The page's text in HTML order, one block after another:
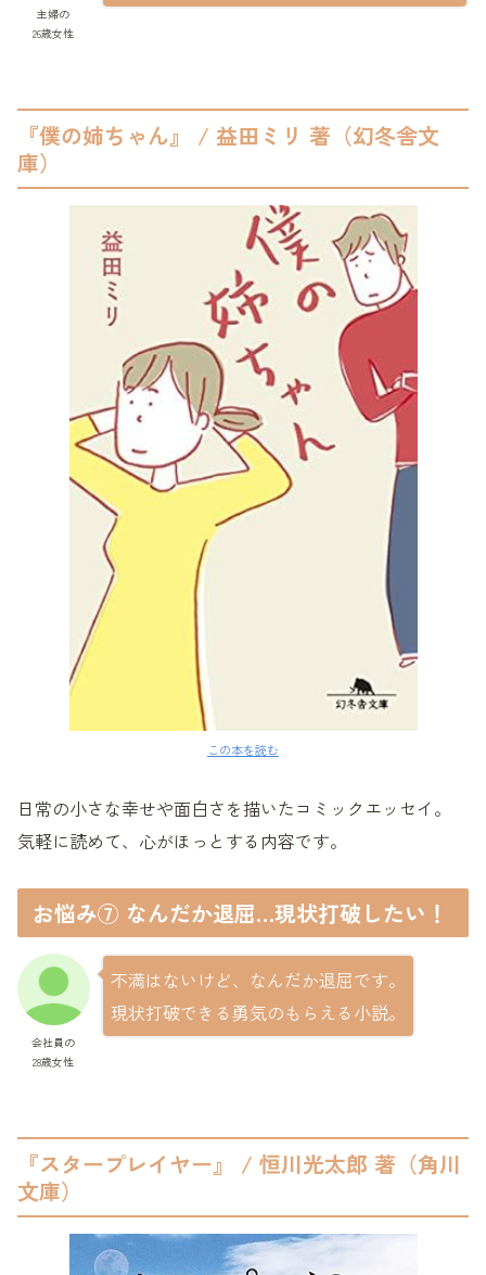
主婦の
26歳女性
『僕の姉ちゃん』 / 益田ミリ 著（幻冬舎文
庫）
この本を読む
日常の小さな幸せや面白さを描いたコミックエッセイ。
気軽に読めて、心がほっとする内容です。
お悩み⑦ なんだか退屈…現状打破したい！
会社員の
28歳女性
不満はないけど、なんだか退屈です。
現状打破できる勇気のもらえる小説。
『スタープレイヤー』 / 恒川光太郎 著（角川
文庫）